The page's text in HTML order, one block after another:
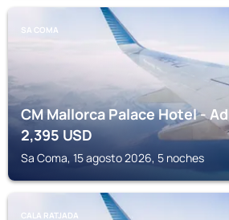
SA COMA
CM Mallorca Palace Hotel -
2,395 USD
Sa Coma, 15 agosto 2026, 5 noches
CALA RATJADA